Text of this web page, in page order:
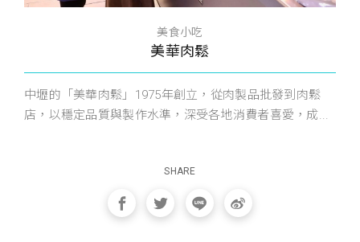
美食小吃
美華肉鬆
中壢的「美華肉鬆」1975年創立，從肉製品批發到肉鬆
店，以穩定品質與製作水準，深受各地消費者喜愛，成...
SHARE